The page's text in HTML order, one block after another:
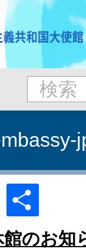
Line
館のお知